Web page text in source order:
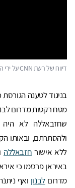
דיווח של רשת CNN על ירי הרקטות מלבנון לעבר ישראל, 6 באפריל 2023
בניגוד לטענה
מטח רקטות מדרום
שחזבאללה לא היה
ולהסתרתם, ובאותו
ללא אישור חזבאללה
באיראן פרסמו כי
מדרוםלבנון ואף